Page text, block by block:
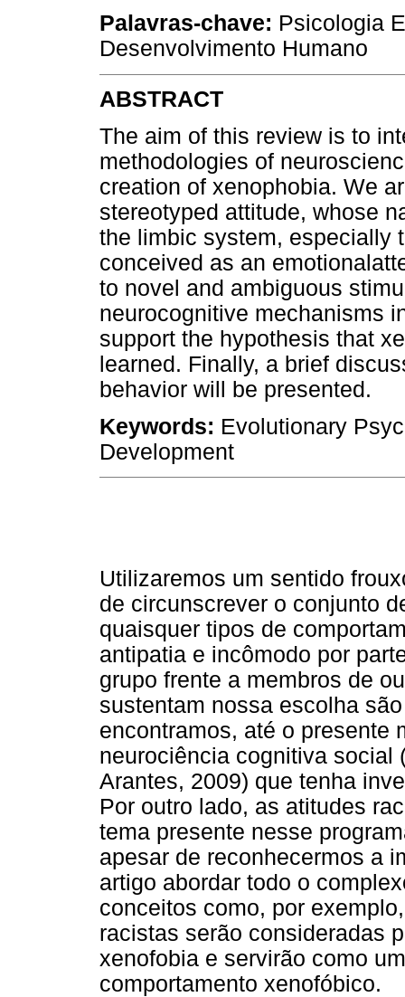
Palavras-chave: Psicologia
Desenvolvimento Humano
ABSTRACT
The aim of this review is to
methodologies of
creation of xenophobia. We
stereotyped attitude, whose
the limbic system, especially
conceived as an
to novel and ambiguous
neurocognitive mechanisms
support the hypothesis that
learned. Finally, a brief
behavior will be presented.
Keywords: Evolutionary
Development
Utilizaremos um sentido
de circunscrever o conjunto
quaisquer tipos de
antipatia e incômodo por
grupo frente a membros de
sustentam nossa escolha
encontramos, até o presente
neurociência cognitiva social
Arantes, 2009) que tenha
Por outro lado, as atitudes
tema presente nesse
apesar de reconhecermos a
artigo abordar todo o
conceitos como, por
racistas serão consideradas
xenofobia e servirão como
comportamento xenofóbico.